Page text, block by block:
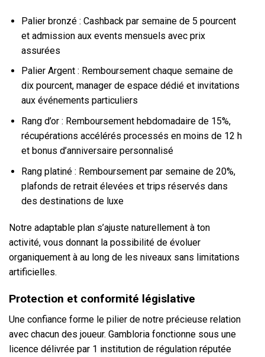
Palier bronzé : Cashback par semaine de 5 pourcent
et admission aux events mensuels avec prix
assurées
Palier Argent : Remboursement chaque semaine de
dix pourcent, manager de espace dédié et invitations
aux événements particuliers
Rang d’or : Remboursement hebdomadaire de 15%,
récupérations accélérés processés en moins de 12 h
et bonus d’anniversaire personnalisé
Rang platiné : Remboursement par semaine de 20%,
plafonds de retrait élevées et trips réservés dans
des destinations de luxe
Notre adaptable plan s’ajuste naturellement à ton
activité, vous donnant la possibilité de évoluer
organiquement à au long de les niveaux sans limitations
artificielles.
Protection et conformité législative
Une confiance forme le pilier de notre précieuse relation
avec chacun des joueur. Gambloria fonctionne sous une
licence délivrée par 1 institution de régulation réputée